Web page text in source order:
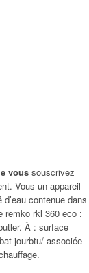
vous souscrivez
Vous un appareil
contenue dans
remko rkl 360 eco :
À : surface
jourbtu/ associée